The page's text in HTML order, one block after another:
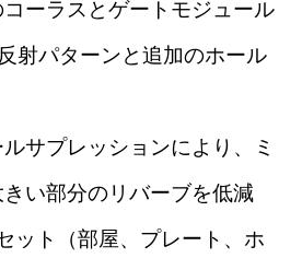
ーラスとゲートモジュール
射パターンと追加のホール
サプレッションにより、ミ
い部分のリバーブを低減
ット（部屋、プレート、ホ